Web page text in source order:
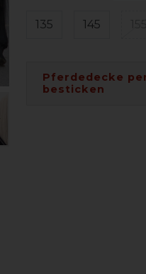
135 145
Pferdedecke
besticken